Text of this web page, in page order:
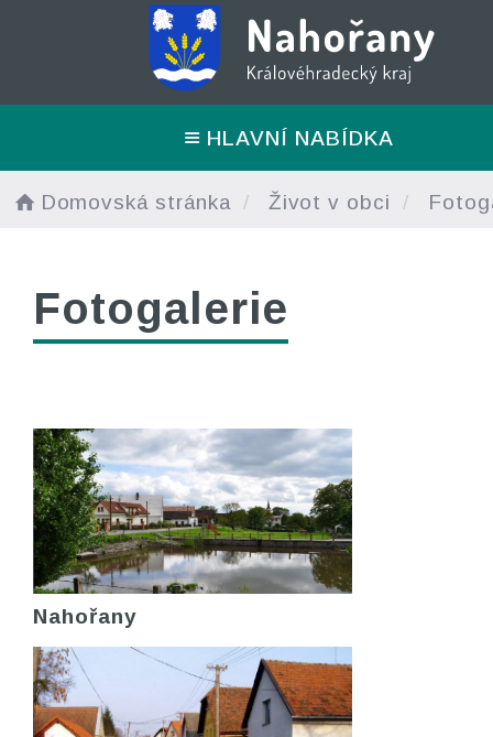
HLAVNÍ NABÍDKA
Domovská stránka Život v obci
Fotogalerie
Nahořany